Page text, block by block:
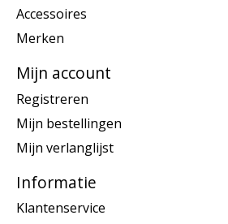
Accessoires
Merken
Mijn account
Registreren
Mijn bestellingen
Mijn verlanglijst
Informatie
Klantenservice